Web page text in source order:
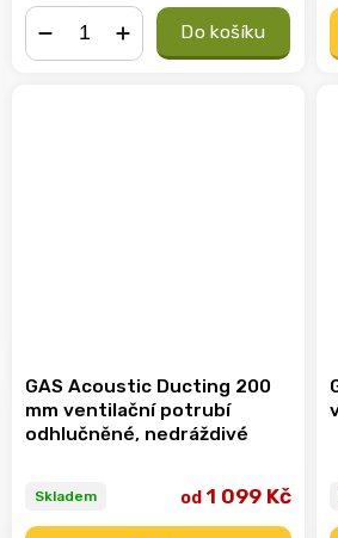
Do košíku
GAS Acoustic Ducting 200
mm ventilační potrubí
odhlučněné, nedráždivé
Skladem od1 099 Kč